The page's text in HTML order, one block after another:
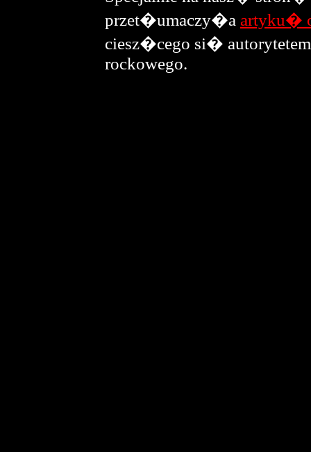
przet�umaczy�a artyku�
ciesz�cego si�
rockowego.